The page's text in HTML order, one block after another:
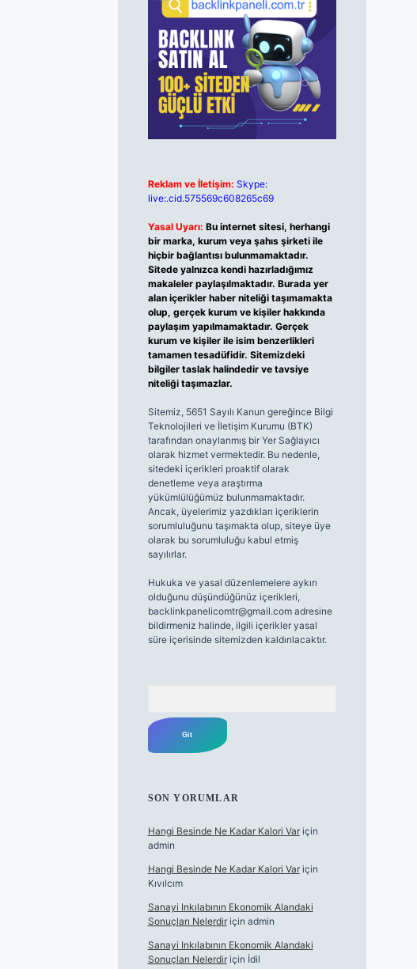
Reklam ve İletişim: Skype:
live:.cid.575569c608265c69
Yasal Uyarı: Bu internet sitesi, herhangi
bir marka, kurum veya şahıs şirketi ile
hiçbir bağlantısı bulunmamaktadır.
Sitede yalnızca kendi hazırladığımız
makaleler paylaşılmaktadır. Burada yer
alan içerikler haber niteliği taşımamakta
olup, gerçek kurum ve kişiler hakkında
paylaşım yapılmamaktadır. Gerçek
kurum ve kişiler ile isim benzerlikleri
tamamen tesadüfidir. Sitemizdeki
bilgiler taslak halindedir ve tavsiye
niteliği taşımazlar.
Sitemiz, 5651 Sayılı Kanun gereğince Bilgi
Teknolojileri ve İletişim Kurumu (BTK)
tarafından onaylanmış bir Yer Sağlayıcı
olarak hizmet vermektedir. Bu nedenle,
sitedeki içerikleri proaktif olarak
denetleme veya araştırma
yükümlülüğümüz bulunmamaktadır.
Ancak, üyelerimiz yazdıkları içeriklerin
sorumluluğunu taşımakta olup, siteye üye
olarak bu sorumluluğu kabul etmiş
sayılırlar.
Hukuka ve yasal düzenlemelere aykırı
olduğunu düşündüğünüz içerikleri,
backlinkpanelicomtr@gmail.comadresine
bildirmeniz halinde, ilgili içerikler yasal
süre içerisinde sitemizden kaldırılacaktır.
SON YORUMLAR
Hangi Besinde Ne Kadar Kalori Variçin
admin
Hangi Besinde Ne Kadar Kalori Variçin
Kıvılcım
Sanayi Inkılabının Ekonomik Alandaki
Sonuçları Nelerdiriçin admin
Sanayi Inkılabının Ekonomik Alandaki
Sonuçları Nelerdiriçin İdil